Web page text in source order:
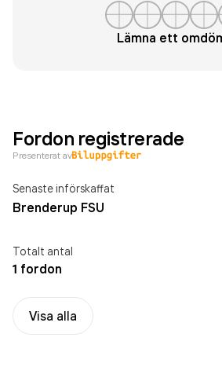
Lämna ett
Fordon registrerade
Presenterat av
Senaste införskaffat
Brenderup FSU
Totalt antal
1 fordon
Visa alla